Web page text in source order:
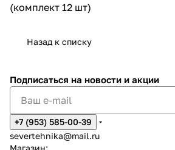
(комплект 12 шт)
Назад к списку
Подписаться на новости и акции
+7 (953) 585-00-39
severtehnika@mail.ru
Магазин: